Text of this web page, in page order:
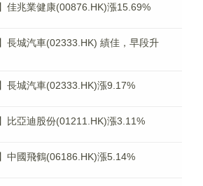
佳兆業健康(00876.HK)漲15.69%
長城汽車(02333.HK) 績佳，早段升
長城汽車(02333.HK)漲9.17%
比亞迪股份(01211.HK)漲3.11%
中國飛鶴(06186.HK)漲5.14%